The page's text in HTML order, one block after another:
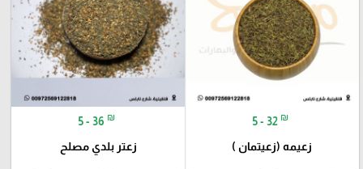
5 - 32 ₪
زعيمه (زعيتمان )
5 - 36 ₪
زعتر بلدي مصلح